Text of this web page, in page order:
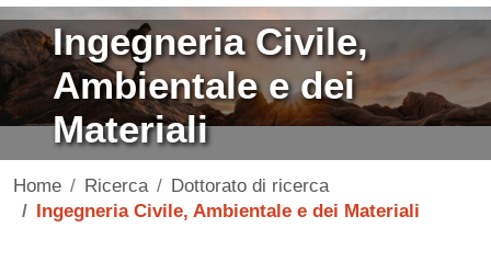
ImmagineIngegneria Civile,
Ambientale e dei
Materiali
Home Ricerca
Dottorato di ricerca
Ingegneria Civile, Ambientale e dei Materiali